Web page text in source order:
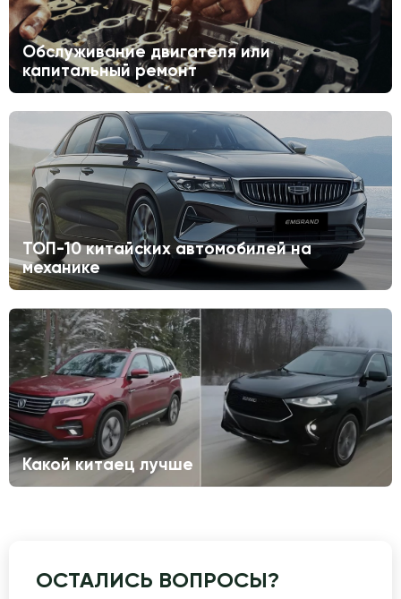
Обслуживание двигателя или
капитальный ремонт
ТОП-10 китайских автомобилей на
механике
Какой китаец лучше
ОСТАЛИСЬ ВОПРОСЫ?